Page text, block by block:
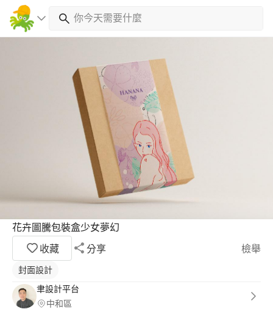
花卉圖騰包裝盒少女夢幻
收藏
分享 檢舉
封面設計
聿設計平台
中和區